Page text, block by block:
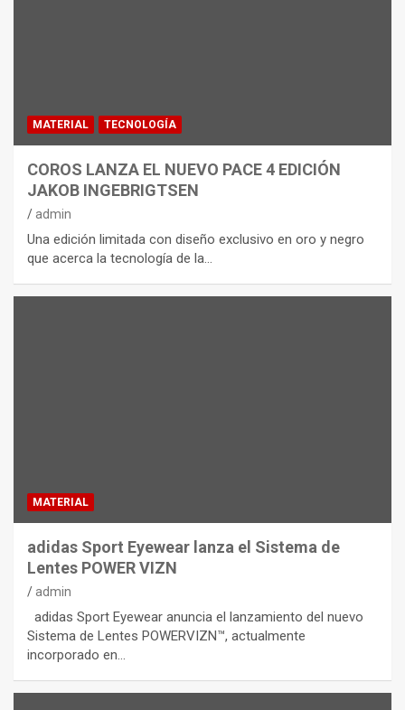
MATERIAL TECNOLOGÍA
COROS LANZA EL NUEVO PACE 4 EDICIÓN
JAKOB INGEBRIGTSEN
admin
Una edición limitada con diseño exclusivo en oro y negro
que acerca la tecnología de la…
MATERIAL
adidas Sport Eyewear lanza el Sistema de
Lentes POWER VIZN
admin
adidas Sport Eyewear anuncia el lanzamiento del nuevo
Sistema de Lentes POWERVIZN™, actualmente
incorporado en…